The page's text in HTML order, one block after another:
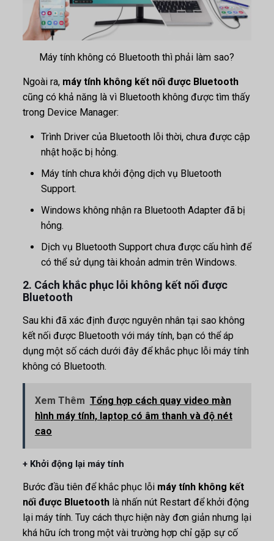
Máy tính không có Bluetooth thì phải làm sao?
Ngoài ra, máy tính không kết nối được Bluetooth
cũng có khả năng là vì Bluetooth không được tìm thấy
trong Device Manager:
Trình Driver của Bluetooth lỗi thời, chưa được cập
nhật hoặc bị hỏng.
Máy tính chưa khởi động dịch vụ Bluetooth
Support.
Windows không nhận ra Bluetooth Adapter đã bị
hỏng.
Dịch vụ Bluetooth Support chưa được cấu hình để
có thể sử dụng tài khoản admin trên Windows.
2. Cách khắc phục lỗi không kết nối được
Bluetooth
Sau khi đã xác định được nguyên nhân tại sao không
kết nối được Bluetooth với máy tính, bạn có thể áp
dụng một số cách dưới đây để khắc phục lỗi máy tính
không có Bluetooth.
Xem Thêm Tổng hợp cách quay video màn
hình máy tính, laptop có âm thanh và độ nét
cao
+ Khởi động lại máy tính
Bước đầu tiên để khắc phục lỗi máy tính không kết
nối được Bluetoothlà nhấn nút Restart để khởi động
lại máy tính. Tuy cách thực hiện này đơn giản nhưng lại
khá hữu ích trong một vài trường hợp chỉ gặp sự cố